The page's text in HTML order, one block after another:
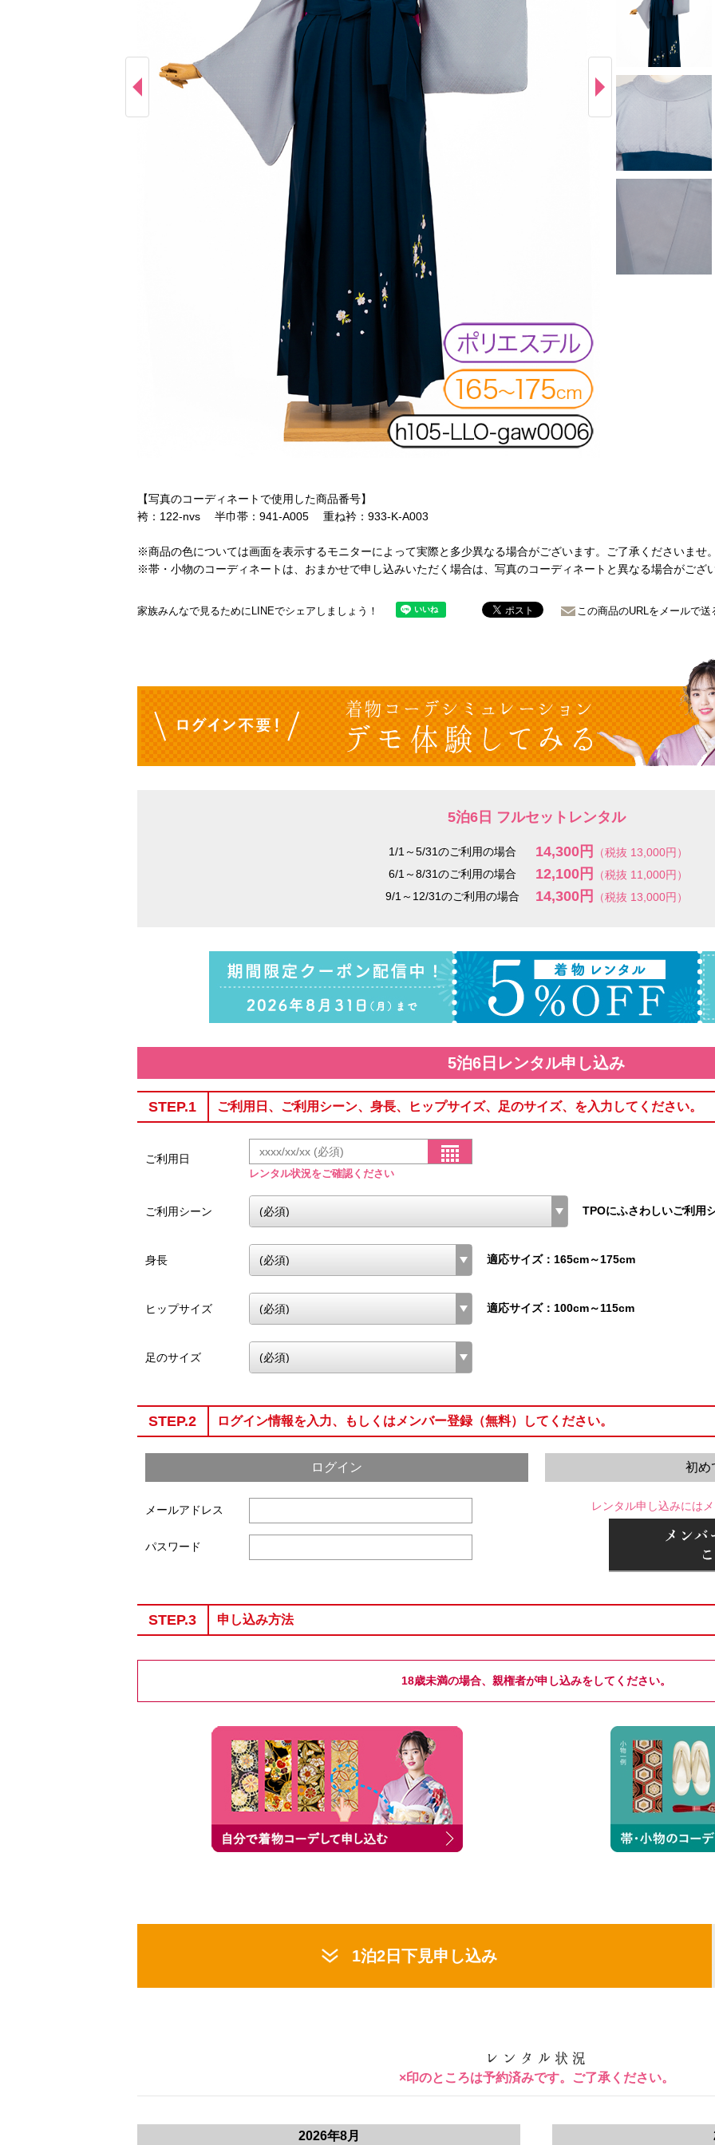
【写真のコーディネートで使用した商品番号】
袴：122-nvs 半巾帯：941-A005 重ね衿：933-K-A003
※商品の色については画面を表示するモニターによって実際と多少異なる場合がございます。ご了承くださいませ。
※帯・小物のコーディネートは、おまかせで申し込みいただく場合は、写真のコーディネートと異なる場合がござい
家族みんなで見るためにLINEでシェアしましょう！ この商品のURLをメールで送
5泊6日 フルセットレンタル
1/1～5/31のご利用の場合 14,300円
（税抜 13,000円）
6/1～8/31のご利用の場合
12,100円
（税抜 11,000円）
9/1～12/31のご利用の場合
14,300円 （税抜 13,000円）
5泊6日レンタル申し込み
STEP.1 ご利用日、ご利用シーン、身長、ヒップサイズ、足のサイズ、を入力してください。
ご利用日
レンタル状況をご確認ください
ご利用シーン TPOにふさわしいご利用
身長 適応サイズ：165cm～175cm
ヒップサイズ 適応サイズ：100cm～115cm
足のサイズ
STEP.2 ログイン情報を入力、もしくはメンバー登録（無料）してください。
ログイン
メールアドレス
パスワード
初め
レンタル申し込みには
STEP.3 申し込み方法
18歳未満の場合、親権者が申し込みをしてください。
1泊2日下見申し込み
×印のところは予約済みです。ご了承ください。
2026年8月